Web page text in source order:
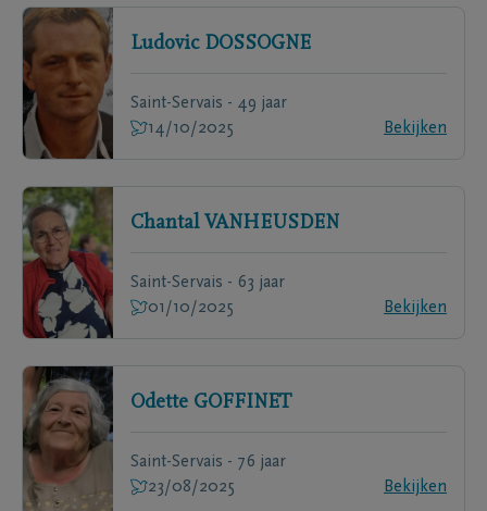
Ludovic DOSSOGNE
Saint-Servais - 49 jaar
14/10/2025
Bekijken
Chantal VANHEUSDEN
Saint-Servais - 63 jaar
01/10/2025
Bekijken
Odette GOFFINET
Saint-Servais - 76 jaar
23/08/2025
Bekijken